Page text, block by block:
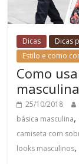
Dicas
Dicas
Estilo e como
Como
25/10/2018
básica masculina,
camiseta com
looks masculinos,